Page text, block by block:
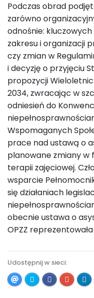
Podczas obrad
zarówno
odnośnie:
zakresu i organizacji
czy zmian w
i decyzję o przyjęciu
propozycji
2034, zwracając w
odniesień do
Wspomaganych
prace nad ustawą o
planowane zmiany
terapii zajęciowej.
wsparcie
się działaniach
obecnie ustawa o
OPZZ
Udostępnij w sieci: